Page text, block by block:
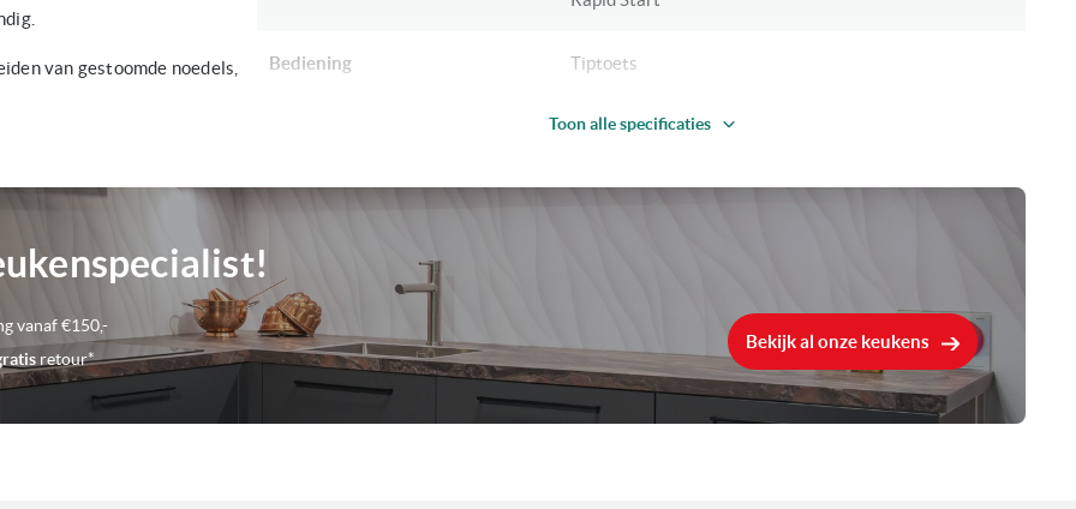
van gestoomde noedels,
Bediening Tiptoets
Zwart
Inhoud 22 Liter
Max magnetron vermogen
Stoom soort Enkel stoom
Toon alle specificaties
vanaf €150,-
retour*
Bekijk al onze keukens